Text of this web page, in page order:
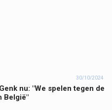
30/10/2024
nu: "We spelen tegen de
België"